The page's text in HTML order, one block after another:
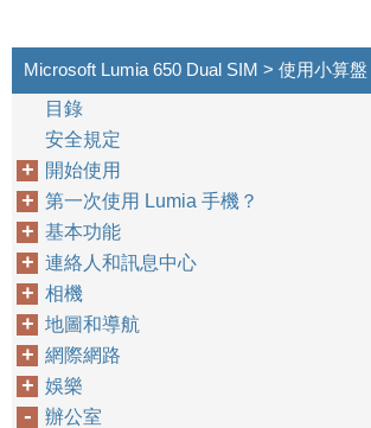
Microsoft Lumia 650 Dual SIM > 使用小算盤
目錄
安全規定
開始使用
第一次使用 Lumia 手機？
基本功能
連絡人和訊息中心
相機
地圖和導航
網際網路
娛樂
辦公室